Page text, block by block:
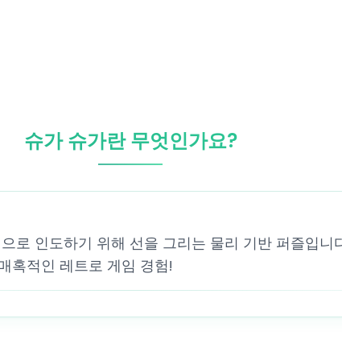
슈가 슈가란 무엇인가요?
로 인도하기 위해 선을 그리는 물리 기반 퍼즐입
혹적인 레트로 게임 경험!